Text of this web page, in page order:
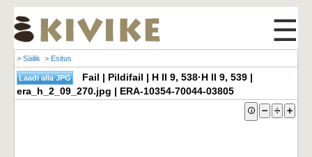
☰
> Säilik > Esitus
Fail | Pildifail | H II 9, 538·H II 9, 539 |
era_h_2_09_270.jpg | ERA-10354-70044-03805